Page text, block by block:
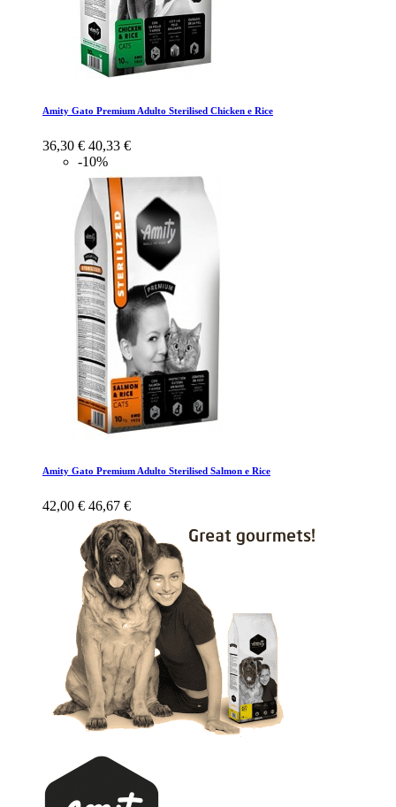
Amity Gato Premium Adulto Sterilised Chicken e Rice
36,30 € 40,33 €
-10%
Amity Gato Premium Adulto Sterilised Salmon e Rice
42,00 € 46,67 €